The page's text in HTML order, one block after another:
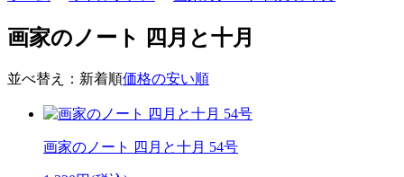
画家のノート 四月と十月
並べ替え： 新着順価格の安い順
画家のノート 四月と十月 54号